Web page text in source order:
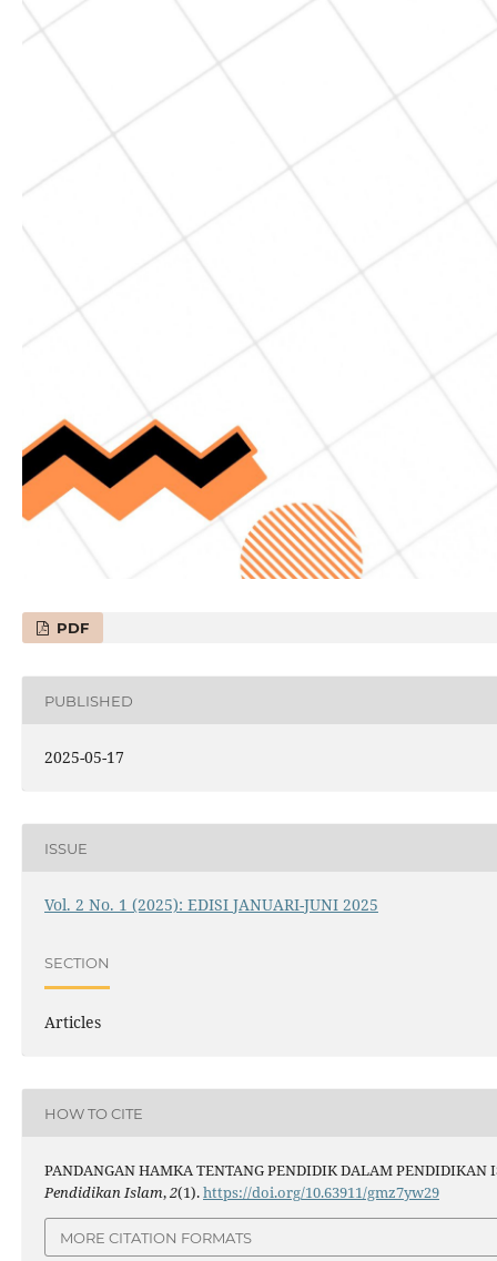
PDF
PUBLISHED
2025-05-17
ISSUE
Vol. 2 No. 1 (2025): EDISI JANUARI-JUNI 2025
SECTION
Articles
HOW TO CITE
PANDANGAN HAMKA TENTANG PENDIDIK DALAM PENDIDIKAN
Pendidikan Islam,2(1).https://doi.org/10.63911/gmz7yw29
MORE CITATION FORMATS